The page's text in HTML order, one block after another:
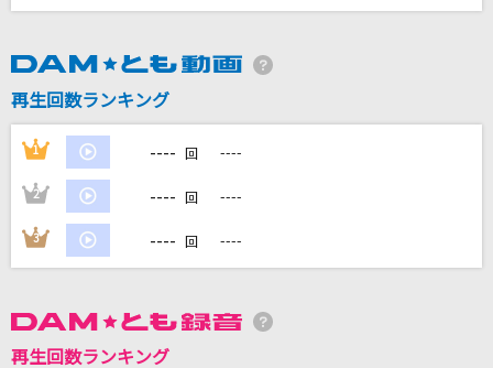
Destin Histoire
消えない虹
B'z
DAMの新曲・ランキングなど
再生回数ランキング
1 ---- 回 ----
2 ---- 回 ----
3 ---- 回 ----
再生回数ランキング